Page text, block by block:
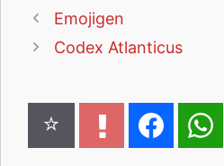
Emojigen
Codex Atlanticus